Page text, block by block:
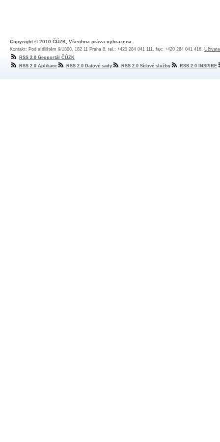
Copyright © 2010 ČÚZK, Všechna práva vyhrazena
Kontakt: Pod sídlištěm 9/1800, 182 11 Praha 8, tel.: +420 284 041 111, fax: +420 284 041 416,
RSS 2.0 Geoportál ČÚZK
RSS 2.0 Aplikace
RSS 2.0 Datové sady RSS 2.0 Síťové služby RSS 2.0 INSPIRE